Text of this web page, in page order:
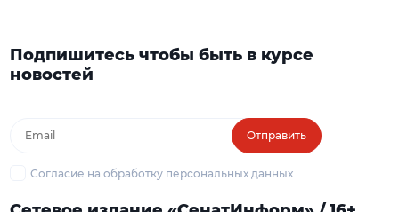
Подпишитесь чтобы быть в курсе
новостей
Отправить
Согласие на обработку персональных данных